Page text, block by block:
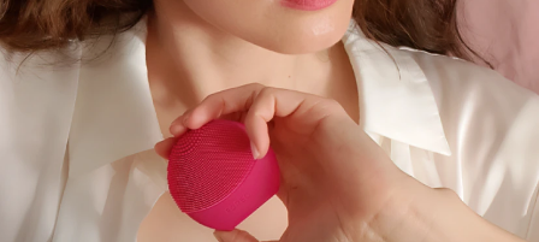
我的地址
我的订阅
issa™ Teeth Whitening Set
FAQ™ Dual LED Panel
Türkçe
简体中文 繁體中文
发货国家
美国 预计送达日期 8/10/26
英国 预计送达日期 8/9/26